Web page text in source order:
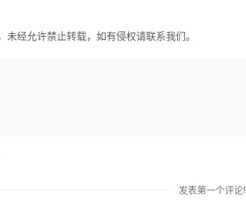
未经允许禁止转载，如有侵权请联系我们。
发表第一个评论!